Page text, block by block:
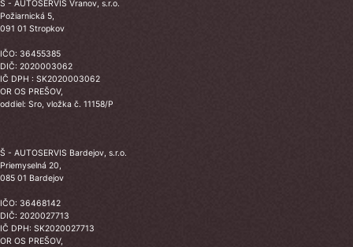
Š - AUTOSERVIS Vranov, s.r.o.
Požiarnická 5,
091 01 Stropkov
IČO: 36455385
DIČ: 2020003062
IČ DPH : SK2020003062
OR OS PREŠOV,
oddiel: Sro, vložka č. 11158/P
Š - AUTOSERVIS Bardejov, s.r.o.
Priemyselná 20,
085 01 Bardejov
IČO: 36468142
DIČ: 2020027713
IČ DPH: SK2020027713
OR OS PREŠOV,